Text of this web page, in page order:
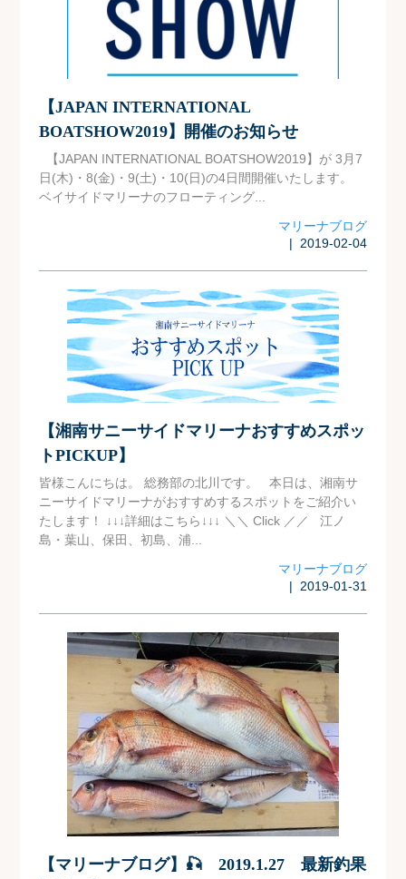
【JAPAN INTERNATIONAL
BOATSHOW2019】開催のお知らせ
【JAPAN INTERNATIONAL BOATSHOW2019】が 3月7
日(木)・8(金)・9(土)・10(日)の4日間開催いたします。
ベイサイドマリーナのフローティング...
マリーナブログ
| 2019-02-04
【湘南サニーサイドマリーナおすすめスポッ
トPICKUP】
皆様こんにちは。 総務部の北川です。 本日は、湘南サ
ニーサイドマリーナがおすすめするスポットをご紹介い
たします！ ↓↓↓詳細はこちら↓↓↓ ＼＼ Click ／／ 江ノ
島・葉山、保田、初島、浦...
マリーナブログ
| 2019-01-31
【マリーナブログ】🎣 2019.1.27 最新釣果